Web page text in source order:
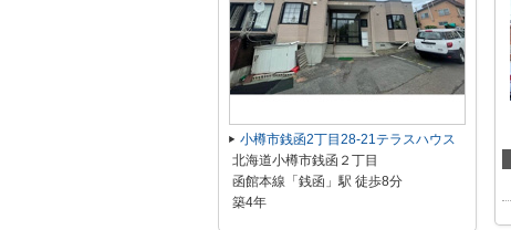
小樽市銭函2丁目28-21テラスハウス
北海道小樽市銭函２丁目
函館本線「銭函」駅 徒歩8分
築4年